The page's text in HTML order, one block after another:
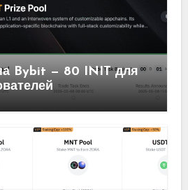
Bybit — 80 INIT для